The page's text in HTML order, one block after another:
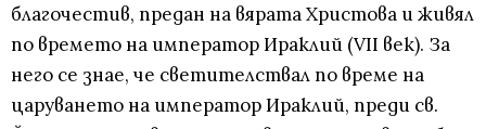
благочестив, предан на вярата Христова и живял
по времето на император Ираклий (VII век). За
него се знае, че светителствал по време на
царуването на император Ираклий, преди св.